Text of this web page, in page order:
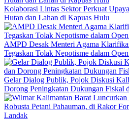
Kolaborasi Lintas Sektor Perkuat
Hutan dan Lahan di Kapuas Hulu
AMPD Desak Menteri Agama
Tegaskan Tolak Nepotisme dalam
Gelar Dialog Publik, Pojok Diskusi
Dorong Peningkatan Dukungan Fiskal